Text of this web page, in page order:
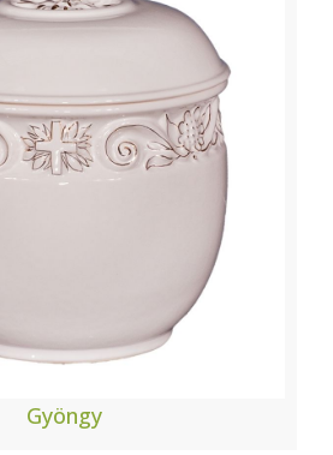
Gyöngy